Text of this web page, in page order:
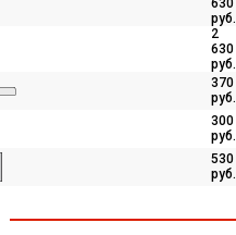
630
руб.
2
630
руб.
370
руб.
300
руб.
530
руб.